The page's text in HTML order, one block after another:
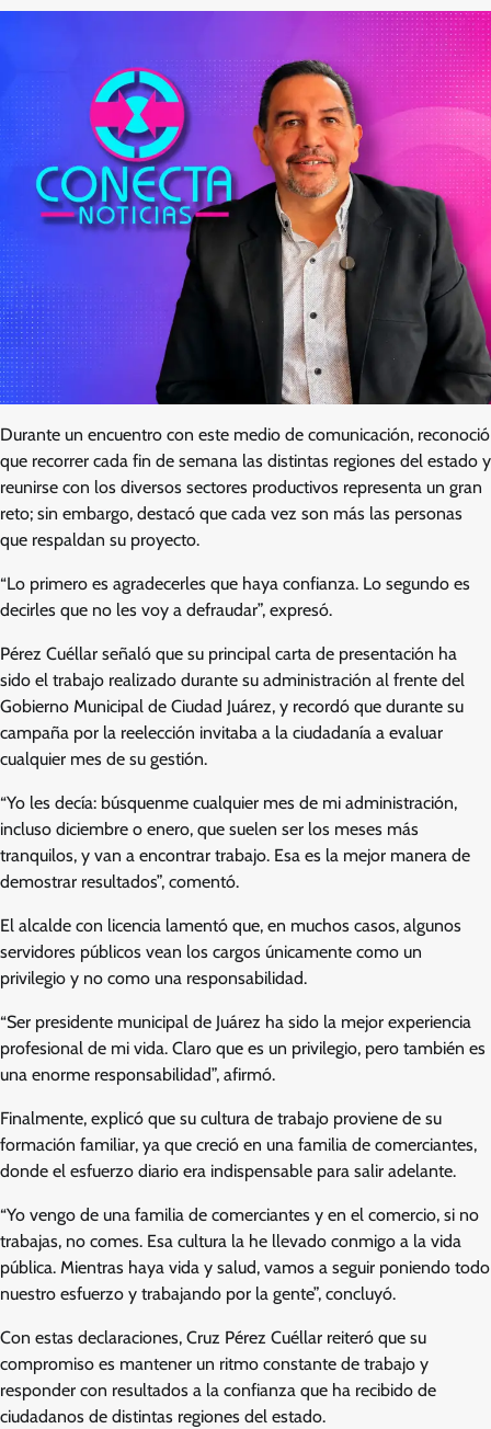
Durante un encuentro con este medio de comunicación, reconoció
que recorrer cada fin de semana las distintas regiones del estado y
reunirse con los diversos sectores productivos representa un gran
reto; sin embargo, destacó que cada vez son más las personas
que respaldan su proyecto.
“Lo primero es agradecerles que haya confianza. Lo segundo es
decirles que no les voy a defraudar”, expresó.
Pérez Cuéllar señaló que su principal carta de presentación ha
sido el trabajo realizado durante su administración al frente del
Gobierno Municipal de Ciudad Juárez, y recordó que durante su
campaña por la reelección invitaba a la ciudadanía a evaluar
cualquier mes de su gestión.
“Yo les decía: búsquenme cualquier mes de mi administración,
incluso diciembre o enero, que suelen ser los meses más
tranquilos, y van a encontrar trabajo. Esa es la mejor manera de
demostrar resultados”, comentó.
El alcalde con licencia lamentó que, en muchos casos, algunos
servidores públicos vean los cargos únicamente como un
privilegio y no como una responsabilidad.
“Ser presidente municipal de Juárez ha sido la mejor experiencia
profesional de mi vida. Claro que es un privilegio, pero también es
una enorme responsabilidad”, afirmó.
Finalmente, explicó que su cultura de trabajo proviene de su
formación familiar, ya que creció en una familia de comerciantes,
donde el esfuerzo diario era indispensable para salir adelante.
“Yo vengo de una familia de comerciantes y en el comercio, si no
trabajas, no comes. Esa cultura la he llevado conmigo a la vida
pública. Mientras haya vida y salud, vamos a seguir poniendo todo
nuestro esfuerzo y trabajando por la gente”, concluyó.
Con estas declaraciones, Cruz Pérez Cuéllar reiteró que su
compromiso es mantener un ritmo constante de trabajo y
responder con resultados a la confianza que ha recibido de
ciudadanos de distintas regiones del estado.